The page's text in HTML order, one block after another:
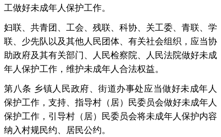
工做好未成年人保护工作。
妇联、共青团、工会、残联、科协、关工委、青联、学
联、少先队以及其他人民团体、有关社会组织，应当协
助政府及其有关部门、人民检察院、人民法院做好未成
年人保护工作，维护未成年人合法权益。
第八条 乡镇人民政府、街道办事处应当做好未成年人
保护工作，支持、指导村（居）民委员会做好未成年人
保护工作，引导村（居）民委员会将未成年人保护内容
纳入村规民约、居民公约。